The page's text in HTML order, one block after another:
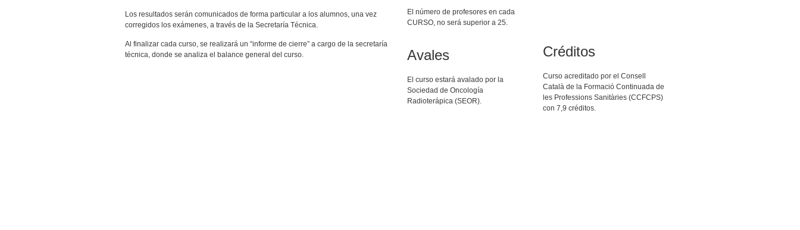
Los resultados serán comunicados de forma particular a los alumnos, una vez
corregidos los exámenes, a través de la Secretaría Técnica.
Al finalizar cada curso, se realizará un “informe de cierre” a cargo de la secretaría
técnica, donde se analiza el balance general del curso.
El número de profesores en cada
CURSO, no será superior a 25.
Avales
El curso estará avalado por la
Sociedad de Oncología
Radioterápica (SEOR).
Créditos
Curso acreditado por el Consell
Català de la Formació Continuada de
les Professions Sanitàries (CCFCPS)
con 7,9 créditos.